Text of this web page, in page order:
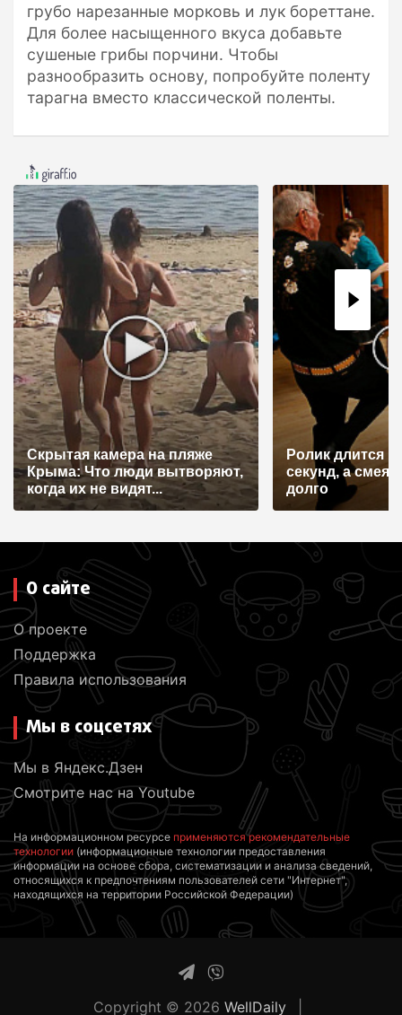
грубо нарезанные морковь и лук бореттане.
Для более насыщенного вкуса добавьте
сушеные грибы порчини. Чтобы
разнообразить основу, попробуйте поленту
тарагна вместо классической поленты.
Скрытая камера на пляже
Крыма: Что люди вытворяют,
когда их не видят...
Ролик длится
секунд, а
долго
О сайте
О проекте
Поддержка
Правила использования
Мы в соцсетях
Мы в Яндекс.Дзен
Смотрите нас на Youtube
На информационном ресурсе применяются рекомендательные
технологии (информационные технологии предоставления
информации на основе сбора, систематизации и анализа сведений,
относящихся к предпочтениям пользователей сети "Интернет",
находящихся на территории Российской Федерации)
Copyright © 2026 WellDaily